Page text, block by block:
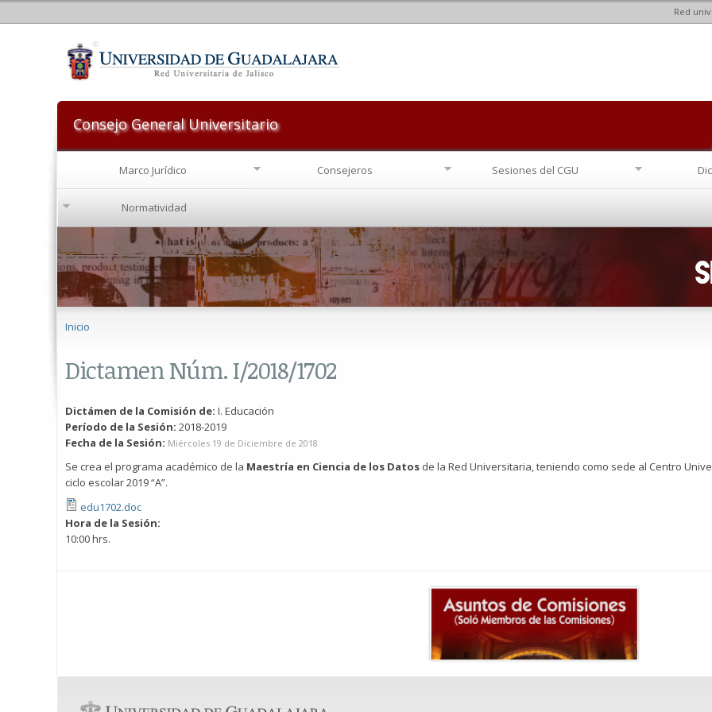
Red
Consejo General Universitario
Marco Jurídico Consejeros Sesiones del CGU
Normatividad
Inicio
Dictamen Núm. I/2018/1702
Dictámen de la Comisión de: I. Educación
Período de la Sesión: 2018-2019
Fecha de la Sesión: Miércoles 19 de Diciembre de 2018
Se crea el programa académico de la Maestría en Ciencia de los Datos de la Red Universitaria, teniendo como sede al Centro
ciclo escolar 2019 “A”.
edu1702.doc
Hora de la Sesión:
10:00 hrs.